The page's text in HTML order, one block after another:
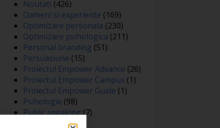
Noutati (426)
Oameni si experiente (169)
Optimizare personala (230)
Optimizare psihologica (211)
Personal branding (51)
Persuasiune (15)
Proiectul Empower Advance (26)
Proiectul Empower Campus (1)
Proiectul Empower Guide (1)
Psihologie (98)
Public speaking(7)